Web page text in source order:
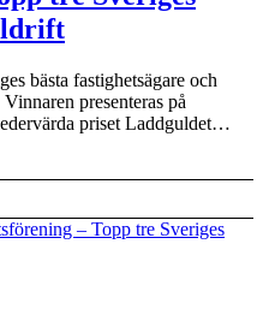
bästa fastighetsägare och
presenteras på
priset Laddguldet…